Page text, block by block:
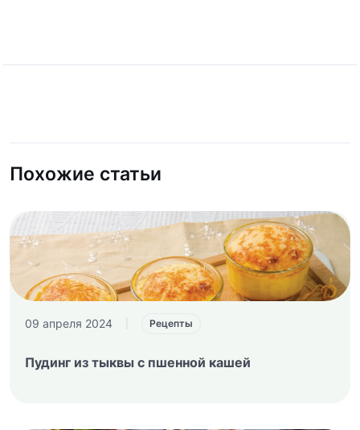
Похожие статьи
09 апреля 2024 Рецепты
Пудинг из тыквы с пшенной кашей